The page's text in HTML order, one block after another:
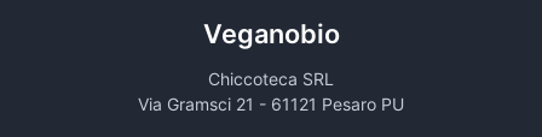
Veganobio
Chiccoteca SRL
Via Gramsci 21 - 61121 Pesaro PU